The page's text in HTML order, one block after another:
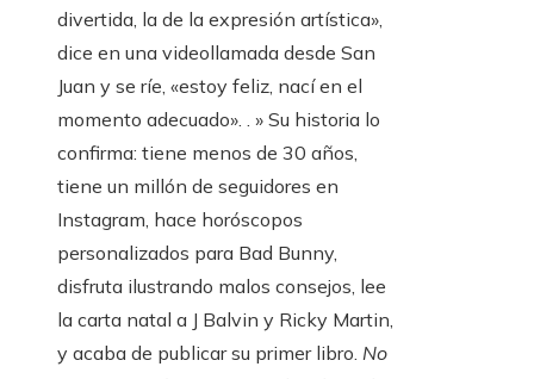
divertida, la de la expresión artística»,
dice en una videollamada desde San
Juan y se ríe, «estoy feliz, nací en el
momento adecuado». . » Su historia lo
confirma: tiene menos de 30 años,
tiene un millón de seguidores en
Instagram, hace horóscopos
personalizados para Bad Bunny,
disfruta ilustrando malos consejos, lee
la carta natal a J Balvin y Ricky Martin,
y acaba de publicar su primer libro. No